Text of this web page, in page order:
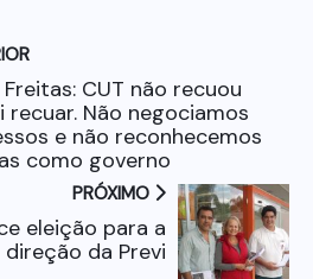
CUT não recuou
recuar. Não negociamos
e não reconhecemos
como governo
PRÓXIMO
eleição para a
direção da Previ